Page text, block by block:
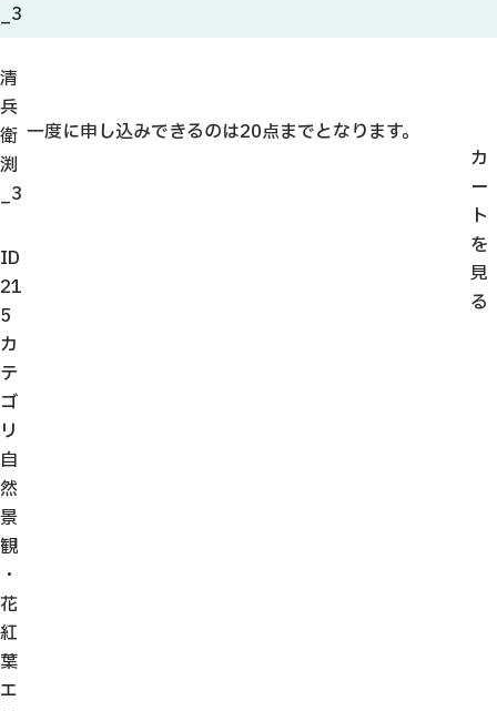
_3
清
兵
衛
渕
_3
ID
21
5
カ
テ
ゴ
リ
自
然
景
観
・
花
紅
葉
エ
一度に申し込みできるのは20点までとなります。
カ
ー
ト
を
見
る